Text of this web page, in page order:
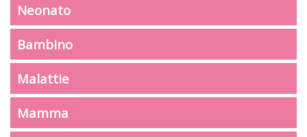
Neonato
Bambino
Malattie
Mamma